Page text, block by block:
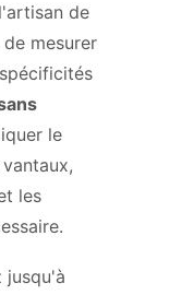
de
mesurer
le
les
jusqu'à